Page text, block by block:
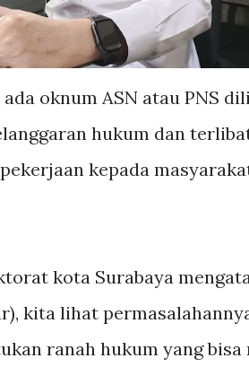
oknum ASN atau PNS
hukum dan
kepada
kota Surabaya
kita lihat
ranah hukum yang bisa